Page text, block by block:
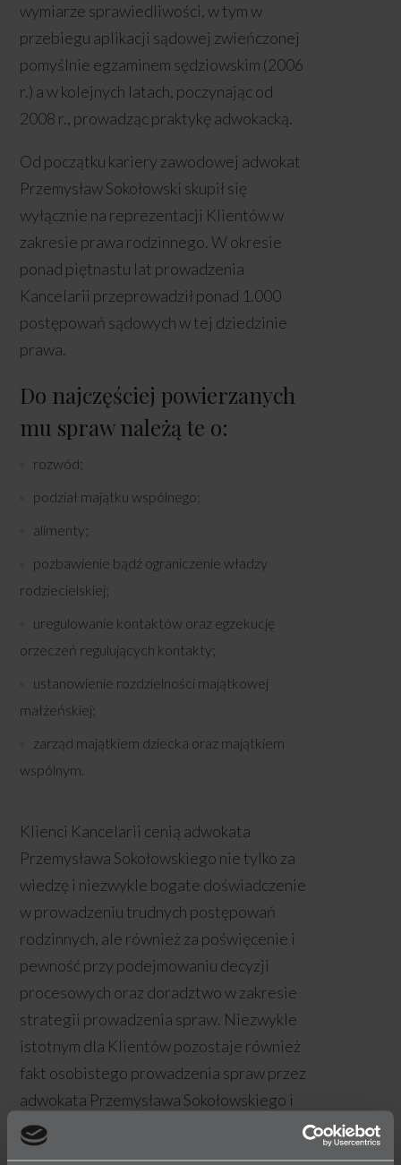
wymiarze sprawiedliwości, w tym w
przebiegu aplikacji sądowej zwieńczonej
pomyślnie egzaminem sędziowskim (2006
r.) a w kolejnych latach, poczynając od
2008 r., prowadząc praktykę adwokacką.
Od początku kariery zawodowej adwokat
Przemysław Sokołowski skupił się
wyłącznie na reprezentacji Klientów w
zakresie prawa rodzinnego. W okresie
ponad piętnastu lat prowadzenia
Kancelarii przeprowadził ponad 1.000
postępowań sądowych w tej dziedzinie
prawa.
Do najczęściej powierzanych
mu spraw należą te o:
rozwód;
podział majątku wspólnego;
alimenty;
pozbawienie bądź ograniczenie władzy
rodziecielskiej;
uregulowanie kontaktów oraz egzekucję
orzeczeń regulujących kontakty;
ustanowienie rozdzielności majątkowej
małżeńskiej;
zarząd majątkiem dziecka oraz majątkiem
wspólnym.
Klienci Kancelarii cenią adwokata
Przemysława Sokołowskiego nie tylko za
wiedzę i niezwykle bogate doświadczenie
w prowadzeniu trudnych postępowań
rodzinnych, ale również za poświęcenie i
pewność przy podejmowaniu decyzji
procesowych oraz doradztwo w zakresie
strategii prowadzenia spraw. Niezwykle
istotnym dla Klientów pozostaje również
fakt osobistego prowadzenia spraw przez
adwokata Przemysława Sokołowskiego i
osobistej reprezentacji na rozprawach